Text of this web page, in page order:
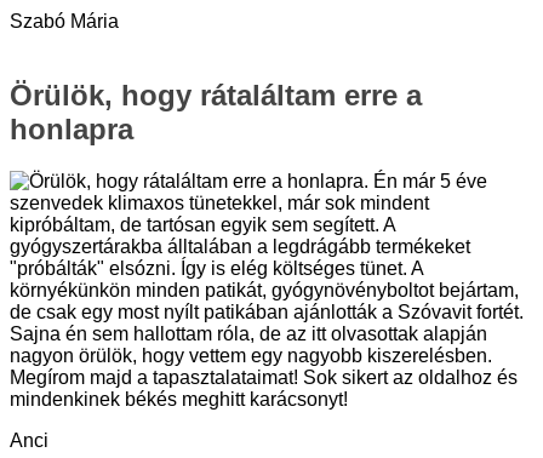
Szabó Mária
Örülök, hogy rátaláltam erre a
honlapra
Örülök, hogy rátaláltam erre a honlapra. Én már 5 éve
szenvedek klimaxos tünetekkel, már sok mindent
kipróbáltam, de tartósan egyik sem segített. A
gyógyszertárakba álltalában a legdrágább termékeket
"próbálták" elsózni. Így is elég költséges tünet. A
környékünkön minden patikát, gyógynövényboltot bejártam,
de csak egy most nyílt patikában ajánlották a Szóvavit fortét.
Sajna én sem hallottam róla, de az itt olvasottak alapján
nagyon örülök, hogy vettem egy nagyobb kiszerelésben.
Megírom majd a tapasztalataimat! Sok sikert az oldalhoz és
mindenkinek békés meghitt karácsonyt!
Anci